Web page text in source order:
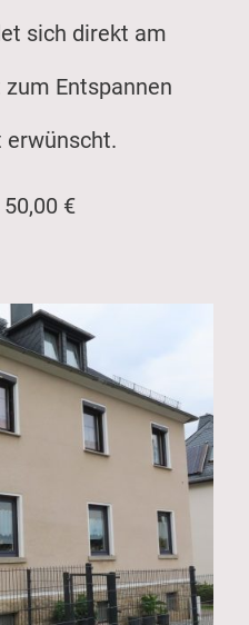
sich direkt am
Entspannen
erwünscht.
€